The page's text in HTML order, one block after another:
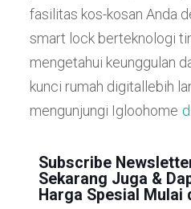
fasilitas kos-kosan Anda
smart lock berteknologi
mengetahui keunggulan
kunci rumah digitallebih
mengunjungi Igloohome
Subscribe
Sekarang Juga &
Harga Spesial Mulai